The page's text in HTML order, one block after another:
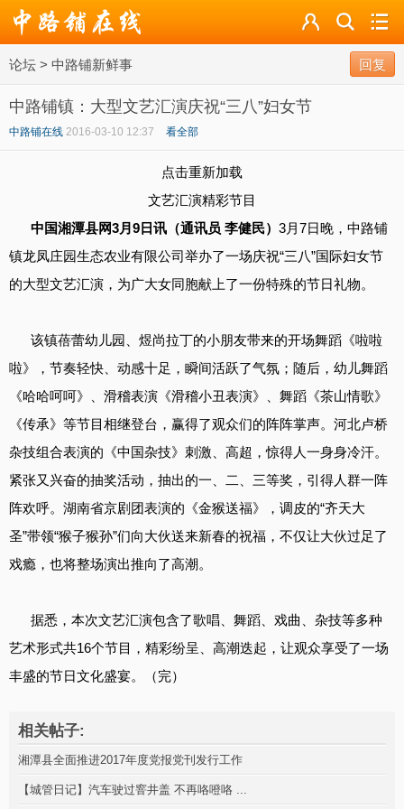
论坛 > 中路铺新鲜事 回复
中路铺镇：大型文艺汇演庆祝“三八”妇女节
中路铺在线 2016-03-10 12:37 看全部
点击重新加载
文艺汇演精彩节目
中国湘潭县网3月9日讯（通讯员 李健民） 3月7日晚，中路铺
镇龙凤庄园生态农业有限公司举办了一场庆祝“三八”国际妇女节
的大型文艺汇演，为广大女同胞献上了一份特殊的节日礼物。
该镇蓓蕾幼儿园、煜尚拉丁的小朋友带来的开场舞蹈《啦啦
啦》，节奏轻快、动感十足，瞬间活跃了气氛；随后，幼儿舞蹈
《哈哈呵呵》、滑稽表演《滑稽小丑表演》、舞蹈《茶山情歌》
《传承》等节目相继登台，赢得了观众们的阵阵掌声。河北卢桥
杂技组合表演的《中国杂技》刺激、高超，惊得人一身身冷汗。
紧张又兴奋的抽奖活动，抽出的一、二、三等奖，引得人群一阵
阵欢呼。湖南省京剧团表演的《金猴送福》，调皮的“齐天大
圣”带领“猴子猴孙”们向大伙送来新春的祝福，不仅让大伙过足了
戏瘾，也将整场演出推向了高潮。
据悉，本次文艺汇演包含了歌唱、舞蹈、戏曲、杂技等多种
艺术形式共16个节目，精彩纷呈、高潮迭起，让观众享受了一场
丰盛的节日文化盛宴。（完）
相关帖子:
湘潭县全面推进2017年度党报党刊发行工作
【城管日记】汽车驶过窨井盖 不再咯噔咯 ...
标签
广播